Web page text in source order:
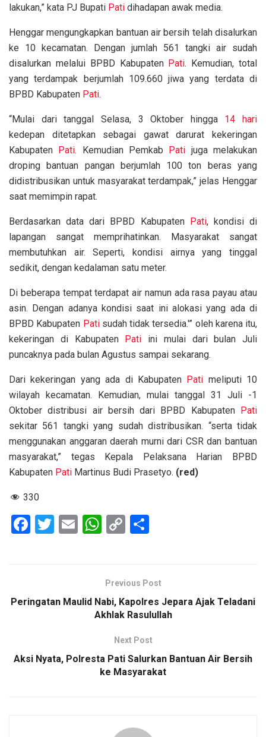
lakukan,” kata PJ Bupati Pati dihadapan awak media.
Henggar mengungkapkan bantuan air bersih telah disalurkan
ke 10 kecamatan. Dengan jumlah 561 tangki air sudah
disalurkan melalui BPBD Kabupaten Pati. Kemudian, total
yang terdampak berjumlah 109.660 jiwa yang terdata di
BPBD Kabupaten Pati.
“Mulai dari tanggal Selasa, 3 Oktober hingga 14 hari
kedepan ditetapkan sebagai gawat darurat kekeringan
Kabupaten
Pati. Kemudian Pemkab Pati juga melakukan
droping bantuan pangan berjumlah 100 ton beras yang
didistribusikan untuk masyarakat terdampak,” jelas Henggar
saat memimpin rapat.
Berdasarkan data dari BPBD Kabupaten Pati, kondisi di
lapangan sangat memprihatinkan. Masyarakat sangat
membutuhkan air. Seperti, kondisi airnya yang tinggal
sedikit, dengan kedalaman satu meter.
Di beberapa tempat terdapat air namun ada rasa payau atau
asin. Dengan adanya kondisi saat ini alokasi yang ada di
BPBD Kabupaten Patisudah tidak tersedia.'” oleh karena itu,
kekeringan di Kabupaten
Pati ini mulai dari bulan Juli
puncaknya pada bulan Agustus sampai sekarang.
Dari kekeringan yang ada di Kabupaten Pati meliputi 10
wilayah kecamatan. Kemudian, mulai tanggal 31 Juli -1
Oktober distribusi air bersih dari BPBD Kabupaten
Pati
sekitar 561 tangki yang sudah distribusikan. “serta tidak
menggunakan anggaran daerah murni dari CSR dan bantuan
masyarakat,” tegas Kepala Pelaksana Harian BPBD
Kabupaten Pati Martinus Budi Prasetyo. (red)
330
F
o
T
E
W
s
A
p
C
Li
n
k
e
Previous Post
Peringatan Maulid Nabi, Kapolres Jepara Ajak Teladani
Akhlak Rasulullah
Next Post
Aksi Nyata, Polresta Pati Salurkan Bantuan Air Bersih
ke Masyarakat